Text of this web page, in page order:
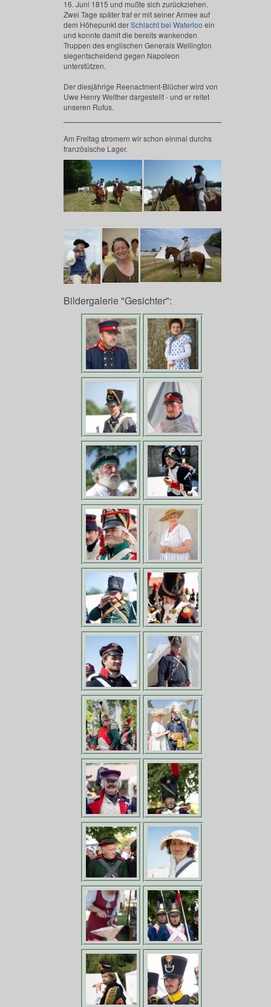
16. Juni 1815 und mußte sich zurückziehen.
Zwei Tage später traf er mit seiner Armee auf
dem Höhepunkt derSchlacht bei Waterloo ein
und konnte damit die bereits wankenden
Truppen des englischen Generals Wellington
siegentscheidend gegen Napoleon
unterstützen.
Der diesjährige Reenactment-Blücher wird von
Uwe Henry Welther dargestellt - und er reitet
unseren Rufus.
Am Freitag stromern wir schon einmal durchs
französische Lager.
Bildergalerie "Gesichter":